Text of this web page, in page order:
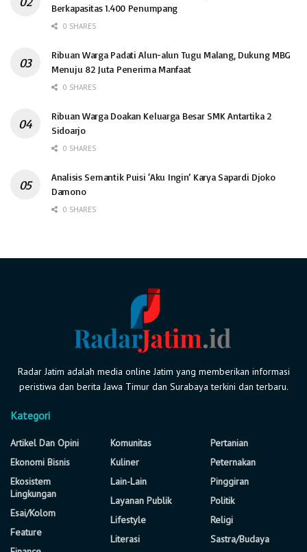
Berkapasitas 1.400 Penumpang
0 SHARES
Ribuan Warga Padati Alun-alun Tugu Malang, Dukung MBG
Menuju 82 Juta Penerima Manfaat
0 SHARES
Ribuan Warga Doakan Keluarga Besar SMK Antartika 2
Sidoarjo
0 SHARES
Analisis Semantik Puisi ‘Aku Ingin’ Karya Sapardi Djoko
Damono
0 SHARES
Radar Jatim adalah media online Jatim yang memberikan informasi
peristiwa dan berita Jawa Timur dan Surabaya terkini dan terbaru.
Kategori
Artikel Dan Opini
Ekonomi Bisnis
Ekosistem
Lingkungan
Esai/Kolom
Feature
Komunitas
Kuliner
Lain-Lain
Layanan Publik
Lifestyle
Literasi
Pertanian
Peternakan
Pinggiran
Politik
Religi
Sastra/Budaya